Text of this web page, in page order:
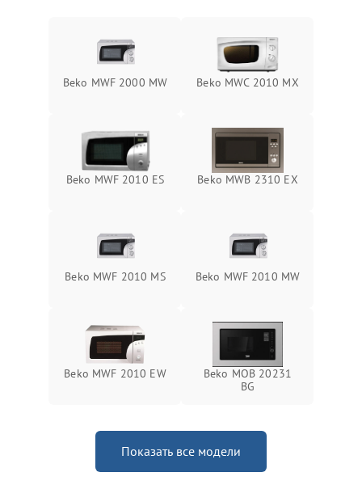
Beko MWF 2000 MW Beko MWC 2010 MX
Beko MWF 2010 ES Beko MWB 2310 EX
Beko MWF 2010 MS Beko MWF 2010 MW
Beko MWF 2010 EW
Beko MOB 20231
BG
Показать все модели